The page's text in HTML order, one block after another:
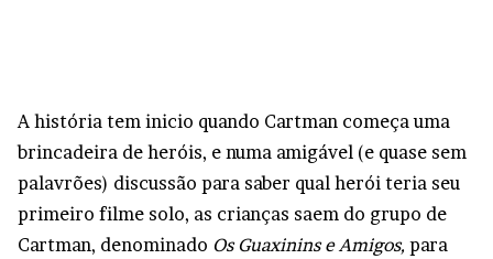
A história tem inicio quando Cartman começa uma
brincadeira de heróis, e numa amigável (e quase sem
palavrões) discussão para saber qual herói teria seu
primeiro filme solo, as crianças saem do grupo de
Cartman, denominado Os Guaxinins e Amigos, para